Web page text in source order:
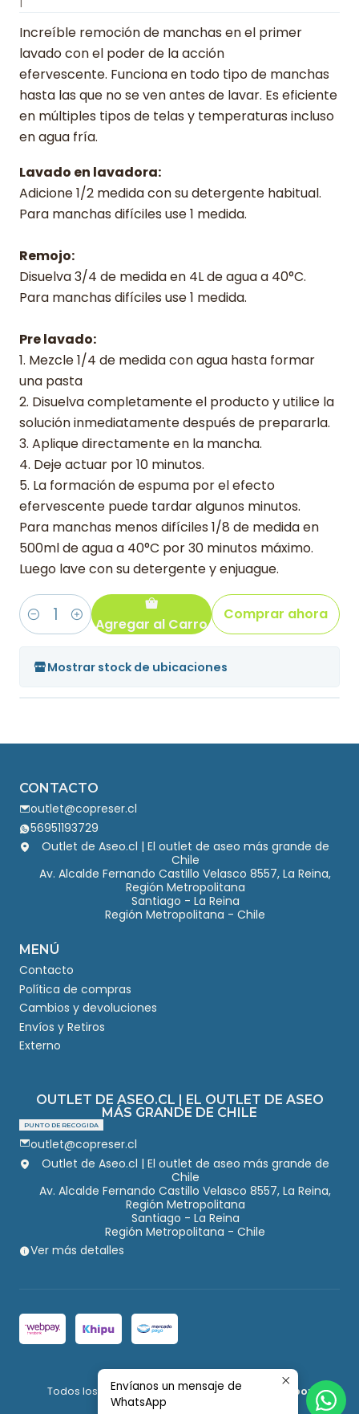
Increíble remoción de manchas en el primer
lavado con el poder de la acción
efervescente. Funciona en todo tipo de manchas
hasta las que no se ven antes de lavar. Es eficiente
en múltiples tipos de telas y temperaturas incluso
en agua fría.
Lavado en lavadora:
Adicione 1/2 medida con su detergente habitual.
Para manchas difíciles use 1 medida.
Remojo:
Disuelva 3/4 de medida en 4L de agua a 40°C.
Para manchas difíciles use 1 medida.
Pre lavado:
1. Mezcle 1/4 de medida con agua hasta formar
una pasta
2. Disuelva completamente el producto y utilice la
solución inmediatamente después de prepararla.
3. Aplique directamente en la mancha.
4. Deje actuar por 10 minutos.
5. La formación de espuma por el efecto
efervescente puede tardar algunos minutos.
Para manchas menos difíciles 1/8 de medida en
500ml de agua a 40°C por 30 minutos máximo.
Luego lave con su detergente y enjuague.
Cantidad Agregar al Carro
Comprar ahora
Mostrar stock de ubicaciones
CONTACTO
outlet@copreser.cl
56951193729
Outlet de Aseo.cl | El outlet de aseo más grande de
Chile
Av. Alcalde Fernando Castillo Velasco 8557, La Reina,
Región Metropolitana
Santiago - La Reina
Región Metropolitana - Chile
MENÚ
Contacto
Política de compras
Cambios y devoluciones
Envíos y Retiros
Externo
OUTLET DE ASEO.CL | EL OUTLET DE ASEO
MÁS GRANDE DE CHILE
PUNTO DE RECOGIDA
outlet@copreser.cl
Outlet de Aseo.cl | El outlet de aseo más grande de
Chile
Av. Alcalde Fernando Castillo Velasco 8557, La Reina,
Región Metropolitana
Santiago - La Reina
Región Metropolitana - Chile
Ver más detalles
Todos los derechos reservados.Desarrollado por
Jumpseller
Envíanos un mensaje de
WhatsApp